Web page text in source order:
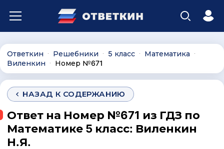
Ответкин ∙ Решебники ∙ 5 класс ∙ Математика ∙
Виленкин ∙ Номер №671
НАЗАД К СОДЕРЖАНИЮ
Ответ на Номер №671 из ГДЗ по
Математике 5 класс: Виленкин
Н.Я.